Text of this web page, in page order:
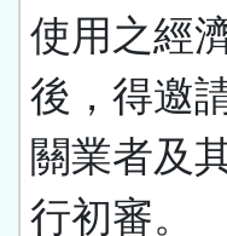
使用之經
後，得邀
關業者及
行初審。